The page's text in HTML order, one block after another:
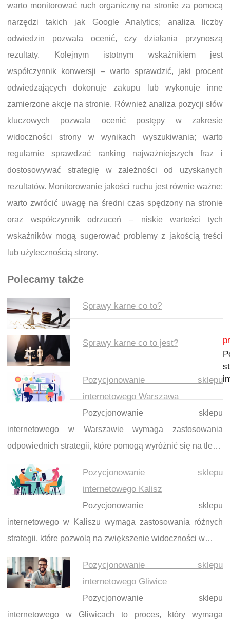
warto monitorować ruch organiczny na stronie za pomocą
narzędzi takich jak Google Analytics; analiza liczby
odwiedzin pozwala ocenić, czy działania przynoszą
rezultaty. Kolejnym istotnym wskaźnikiem jest
współczynnik konwersji – warto sprawdzić, jaki procent
odwiedzających dokonuje zakupu lub wykonuje inne
zamierzone akcje na stronie. Również analiza pozycji słów
kluczowych pozwala ocenić postępy w zakresie
widoczności strony w wynikach wyszukiwania; warto
regularnie sprawdzać ranking najważniejszych fraz i
dostosowywać strategię w zależności od uzyskanych
rezultatów. Monitorowanie jakości ruchu jest równie ważne;
warto zwrócić uwagę na średni czas spędzony na stronie
oraz współczynnik odrzuceń – niskie wartości tych
wskaźników mogą sugerować problemy z jakością treści
lub użytecznością strony.
Polecamy także
Sprawy karne co to?
Sprawy karne co to jest?
Pozycjonowanie sklepu
internetowego Warszawa
Pozycjonowanie sklepu
internetowego w Warszawie wymaga zastosowania
odpowiednich strategii, które pomogą wyróżnić się na tle…
Pozycjonowanie sklepu
internetowego Kalisz
Pozycjonowanie sklepu
internetowego w Kaliszu wymaga zastosowania różnych
strategii, które pozwolą na zwiększenie widoczności w…
Pozycjonowanie sklepu
internetowego Gliwice
Pozycjonowanie sklepu
internetowego w Gliwicach to proces, który wymaga
Nawigacja wpisu